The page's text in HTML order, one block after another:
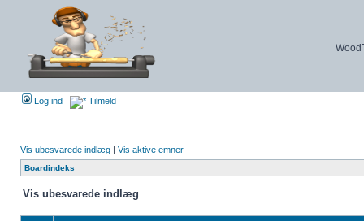
Log ind Tilmeld
Vis ubesvarede indlæg | Vis aktive emner
Boardindeks
Vis ubesvarede indlæg